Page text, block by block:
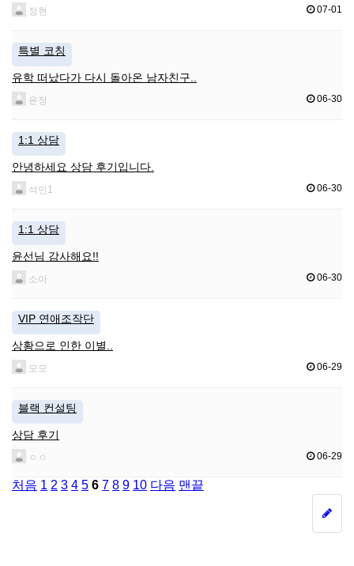
정현 07-01
특별 코칭
유학 떠났다가 다시 돌아온 남자친구..
윤정 06-30
1:1 상담
안녕하세요 상담 후기입니다.
석민1 06-30
1:1 상담
윤선님 감사해요!!
소아 06-30
VIP 연애조작단
상황으로 인한 이별..
모모 06-29
블랙 컨설팅
상담 후기
ㅇㅇ 06-29
처음 1 2 3 4 5 6 7 8 9 10 다음 맨끝